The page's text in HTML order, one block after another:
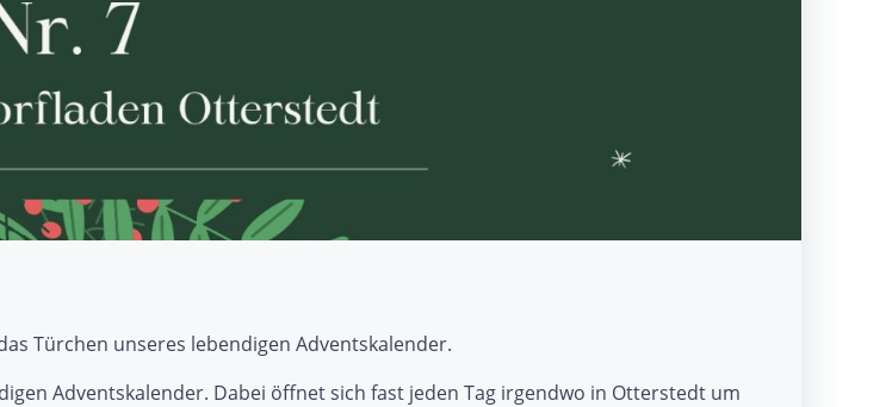
Türchen unseres lebendigen Adventskalender.
Adventskalender. Dabei öffnet sich fast jeden Tag irgendwo in Otterstedt um